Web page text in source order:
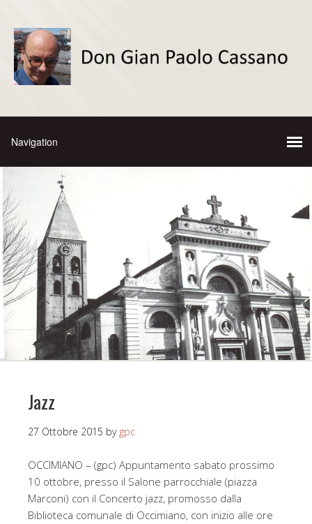
Jazz
27 Ottobre 2015 by gpc
OCCIMIANO – (gpc) Appuntamento sabato prossimo
10 ottobre, presso il Salone parrocchiale (piazza
Marconi) con il Concerto jazz, promosso dalla
Biblioteca comunale di Occimiano, con inizio alle ore